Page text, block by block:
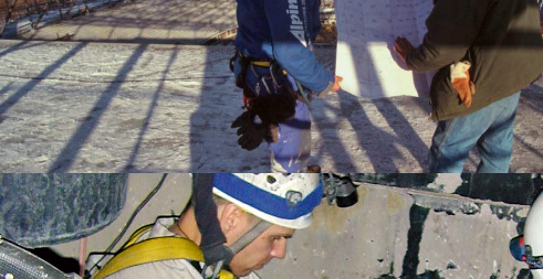
KUNDENSPEZIFISCHE
LÖSUNGEN UND BERATUNG